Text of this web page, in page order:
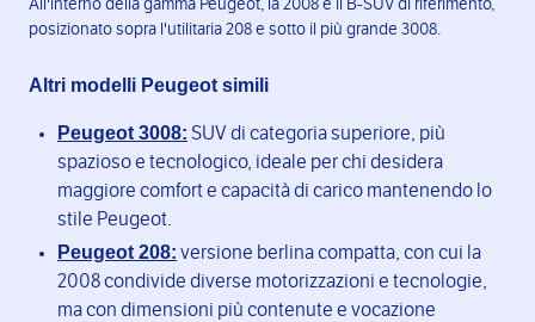
All'interno della gamma Peugeot, la 2008 è il B-SUV di riferimento,
posizionato sopra l'utilitaria 208 e sotto il più grande 3008.
Altri modelli Peugeot simili
Peugeot 3008: SUV di categoria superiore, più
spazioso e tecnologico, ideale per chi desidera
maggiore comfort e capacità di carico mantenendo lo
stile Peugeot.
Peugeot 208: versione berlina compatta, con cui la
2008 condivide diverse motorizzazioni e tecnologie,
ma con dimensioni più contenute e vocazione